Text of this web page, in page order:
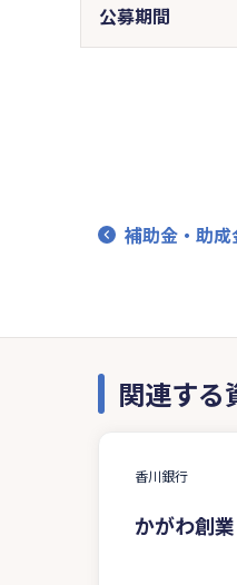
公募期間
補助金・助
関連する
香川銀行
かがわ創